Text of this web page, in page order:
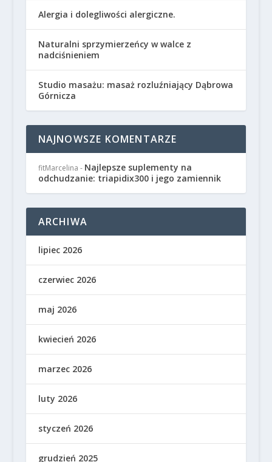
Alergia i dolegliwości alergiczne.
Naturalni sprzymierzeńcy w walce z
nadciśnieniem
Studio masażu: masaż rozluźniający Dąbrowa
Górnicza
NAJNOWSZE KOMENTARZE
fitMarcelina - Najlepsze suplementy na
odchudzanie: triapidix300 i jego zamiennik
ARCHIWA
lipiec 2026
czerwiec 2026
maj 2026
kwiecień 2026
marzec 2026
luty 2026
styczeń 2026
grudzień 2025